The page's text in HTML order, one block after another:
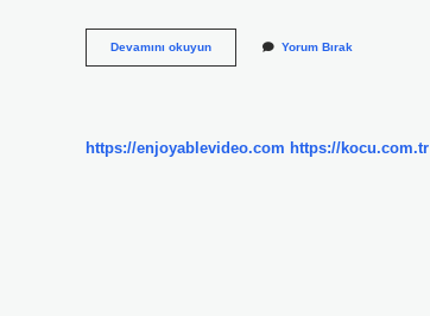
Devamını okuyunUyurken
Telefon
Yorum Bırak
https://enjoyablevideo.com https://kocu.com.tr